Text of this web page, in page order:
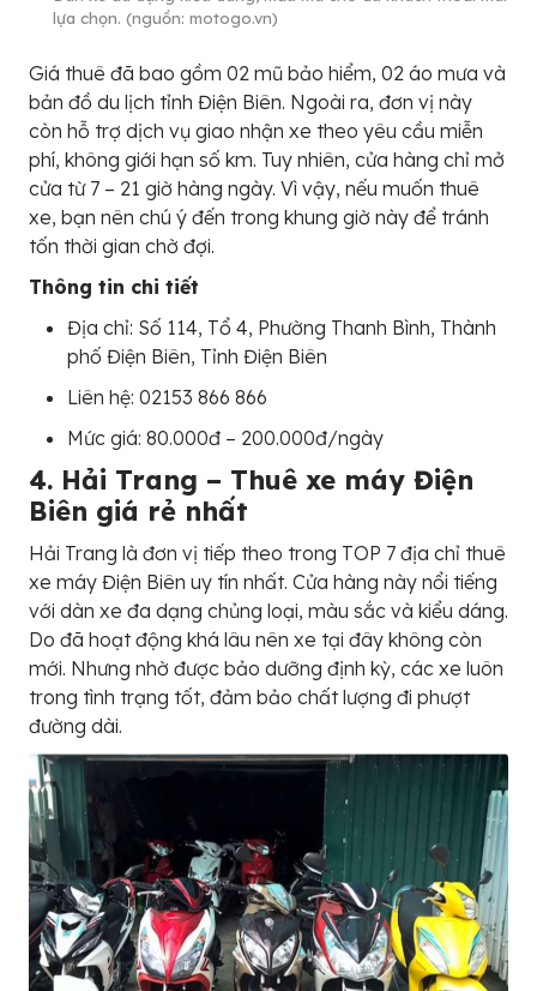
lựa chọn. (nguồn: motogo.vn)
Giá thuê đã bao gồm 02 mũ bảo hiểm, 02 áo mưa và
bản đồ du lịch tỉnh Điện Biên. Ngoài ra, đơn vị này
còn hỗ trợ dịch vụ giao nhận xe theo yêu cầu miễn
phí, không giới hạn số km. Tuy nhiên, cửa hàng chỉ mở
cửa từ 7 – 21 giờ hàng ngày. Vì vậy, nếu muốn thuê
xe, bạn nên chú ý đến trong khung giờ này để tránh
tốn thời gian chờ đợi.
Thông tin chi tiết
Địa chỉ: Số 114, Tổ 4, Phường Thanh Bình, Thành
phố Điện Biên, Tỉnh Điện Biên
Liên hệ: 02153 866 866
Mức giá: 80.000đ – 200.000đ/ngày
4. Hải Trang – Thuê xe máy Điện
Biên giá rẻ nhất
Hải Trang là đơn vị tiếp theo trong TOP 7 địa chỉ thuê
xe máy Điện Biên uy tín nhất. Cửa hàng này nổi tiếng
với dàn xe đa dạng chủng loại, màu sắc và kiểu dáng.
Do đã hoạt động khá lâu nên xe tại đây không còn
mới. Nhưng nhờ được bảo dưỡng định kỳ, các xe luôn
trong tình trạng tốt, đảm bảo chất lượng đi phượt
đường dài.